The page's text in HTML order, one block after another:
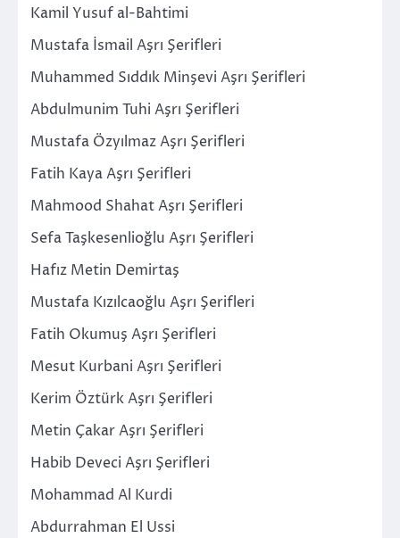
Kamil Yusuf al-Bahtimi
Mustafa İsmail Aşrı Şerifleri
Muhammed Sıddık Minşevi Aşrı Şerifleri
Abdulmunim Tuhi Aşrı Şerifleri
Mustafa Özyılmaz Aşrı Şerifleri
Fatih Kaya Aşrı Şerifleri
Mahmood Shahat Aşrı Şerifleri
Sefa Taşkesenlioğlu Aşrı Şerifleri
Hafız Metin Demirtaş
Mustafa Kızılcaoğlu Aşrı Şerifleri
Fatih Okumuş Aşrı Şerifleri
Mesut Kurbani Aşrı Şerifleri
Kerim Öztürk Aşrı Şerifleri
Metin Çakar Aşrı Şerifleri
Habib Deveci Aşrı Şerifleri
Mohammad Al Kurdi
Abdurrahman El Ussi